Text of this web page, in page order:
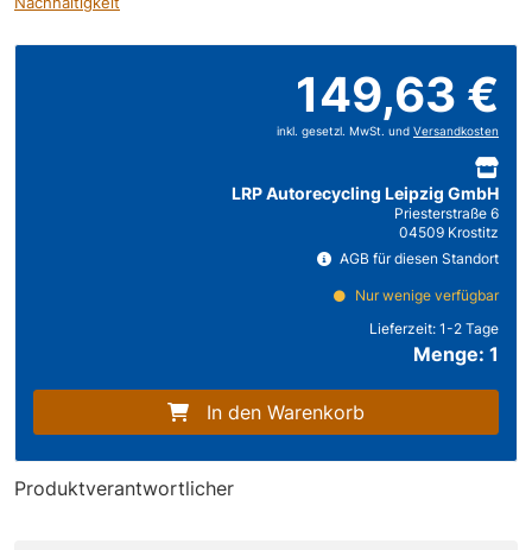
149,63 €
inkl. gesetzl. MwSt. und Versandkosten
LRP Autorecycling Leipzig GmbH
Priesterstraße 6
04509 Krostitz
AGB für diesen Standort
Nur wenige verfügbar
Lieferzeit: 1-2 Tage
Menge: 1
In den Warenkorb
Produktverantwortlicher